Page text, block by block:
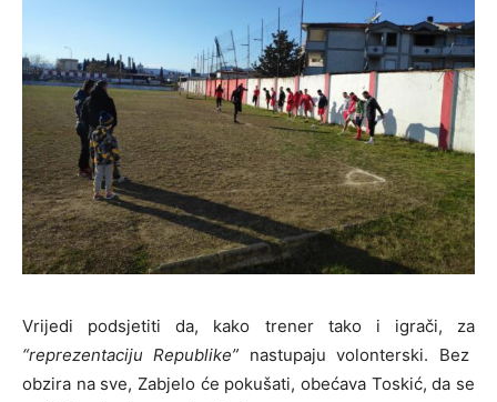
Vrijedi podsjetiti da, kako trener tako i igrači, za
“reprezentaciju Republike” nastupaju volonterski. Bez
obzira na sve, Zabjelo će pokušati, obećava Toskić, da se